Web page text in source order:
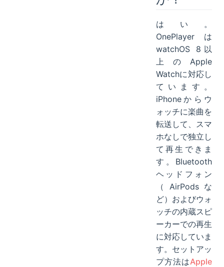
はい。
OnePlayerは
watchOS 8以
上のApple
Watchに対応し
ています。
iPhoneからウ
ォッチに楽曲を
転送して、スマ
ホなしで独立し
て再生できま
す。Bluetooth
ヘッドフォン
（AirPodsな
ど）およびウォ
ッチの内蔵スピ
ーカーでの再生
に対応していま
す。セットアッ
プ方法はApple